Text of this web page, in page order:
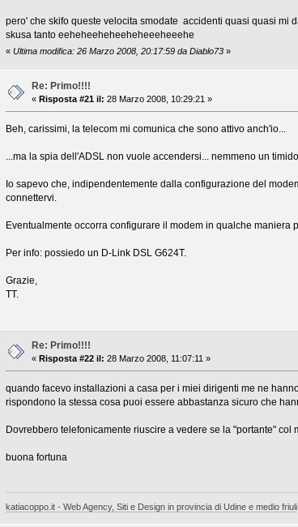
pero' che skifo queste velocita smodate accidenti quasi quasi mi
skusa tanto eeheheeheheeheheeeheeehe
« Ultima modifica: 26 Marzo 2008, 20:17:59 da Diablo73»
Re: Primo!!!!
«Risposta #21 il: 28 Marzo 2008, 10:29:21 »
Beh, carissimi, la telecom mi comunica che sono attivo anch'io...
...ma la spia dell'ADSL non vuole accendersi... nemmeno un timido
Io sapevo che, indipendentemente dalla configurazione del
connettervi.
Eventualmente occorra configurare il modem in qualche maniera
Per info: possiedo un D-Link DSL G624T.
Grazie,
TT.
Re: Primo!!!!
«Risposta #22 il: 28 Marzo 2008, 11:07:11 »
quando facevo installazioni a casa per i miei dirigenti me ne
rispondono la stessa cosa puoi essere abbastanza sicuro che
Dovrebbero telefonicamente riuscire a vedere se la "portante" col
buona fortuna
katiacoppo.it - Web Agency, Siti e Design in provincia di Udine e medio friuli